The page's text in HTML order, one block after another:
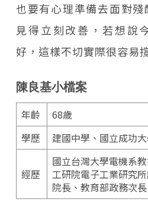
也要有心理準備去面對
見得立刻改善，若想說
好，這樣不切實際很容易
陳良基小檔案
年齡
68歲
學歷
建國中學、國立成功
經歷
國立台灣大學電機系
工研院電子工業研究
院長、教育部政務次